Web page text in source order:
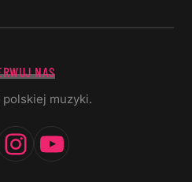
NAS
polskiej muzyki.
Facebook
Instagram